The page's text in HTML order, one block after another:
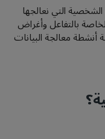
التي نعالجها
بالتفاعل وأغراض
أنشطة معالجة البيانات